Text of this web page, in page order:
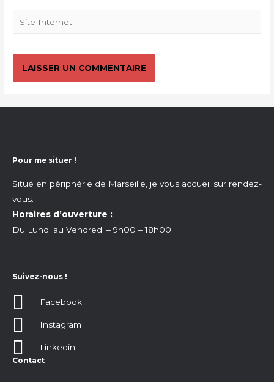
Pour me situer !
Situé en périphérie de Marseille, je vous accueil sur rendez-
vous.
Horaires d’ouverture :
Du Lundi au Vendredi – 9h00 – 18h00
Suivez-nous !
Facebook
Instagram
Linkedin
Contact